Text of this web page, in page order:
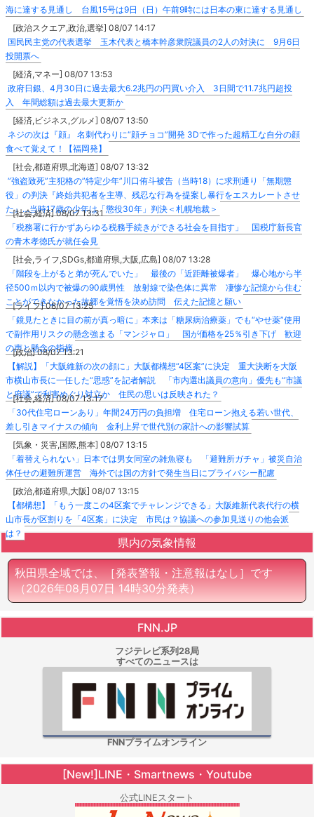
海に達する見通し 台風15号は9日（日）午前9時には日本の東に達する見通し
[政治スクエア,政治,選挙] 08/07 14:17
国民民主党の代表選挙 玉木代表と橋本幹彦衆院議員の2人の対決に 9月6日
投開票へ
[経済,マネー] 08/07 13:53
政府日銀、4月30日に過去最大6.2兆円の円買い介入 3日間で11.7兆円超投
入 年間総額は過去最大更新か
[経済,ビジネス,グルメ] 08/07 13:50
ネジの次は『顔』 名刺代わりに“顔チョコ”開発 3Dで作った超精工な自分の顔
食べて覚えて！【福岡発】
[社会,都道府県,北海道] 08/07 13:32
”強盗致死”主犯格の”特定少年”川口侑斗被告（当時18）に求刑通り「無期懲
役」の判決『終始共犯者を主導、残忍な行為を提案し暴行をエスカレートさせ
た』…当時17歳の少年は「懲役30年」判決＜札幌地裁＞
[社会,経済] 08/07 13:31
「税務署に行かずあらゆる税務手続きができる社会を目指す」 国税庁新長官
の青木孝徳氏が就任会見
[社会,ライフ,SDGs,都道府県,大阪,広島] 08/07 13:28
「階段を上がると弟が死んでいた」 最後の「近距離被爆者」 爆心地から半
径500ｍ以内で被爆の90歳男性 放射線で染色体に異常 凄惨な記憶から住む
ことができなかった故郷を覚悟を決め訪問 伝えた記憶と願い
[ライフ] 08/07 13:25
「鏡見たときに目の前が真っ暗に」本来は「糖尿病治療薬」でも“やせ薬”使用
で副作用リスクの懸念強まる「マンジャロ」 国が価格を25％引き下げ 歓迎
の声と懸念の指摘
[政治] 08/07 13:21
【解説】「大阪維新の次の顔に」大阪都構想“4区案”に決定 重大決断を大阪
市横山市長に一任した“思惑”を記者解説 「市内選出議員の意向」優先も“市議
と府議”で利害めぐり対立か 住民の思いは反映された？
[社会,経済] 08/07 13:17
「30代住宅ローンあり」年間24万円の負担増 住宅ローン抱える若い世代、
差し引きマイナスの傾向 金利上昇で世代別の家計への影響試算
[気象・災害,国際,熊本] 08/07 13:15
「着替えられない」日本では男女同室の雑魚寝も 「避難所ガチャ」被災自治
体任せの避難所運営 海外では国の方針で発生当日にプライバシー配慮
[政治,都道府県,大阪] 08/07 13:15
【都構想】「もう一度この4区案でチャレンジできる」大阪維新代表代行の横
山市長が区割りを「4区案」に決定 市民は？協議への参加見送りの他会派
は？
県内の気象情報
秋田県全域では、［発表警報・注意報はなし］です
（2026年08月07日 14時30分発表）
FNN.JP
フジテレビ系列28局
すべてのニュースは
FNNプライムオンライン
[New!]LINE・Smartnews・Youtube
公式LINEスタート